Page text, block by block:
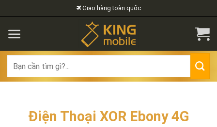
to
content
Giao hàng toàn quốc
for:
Điện Thoại XOR Ebony 4G